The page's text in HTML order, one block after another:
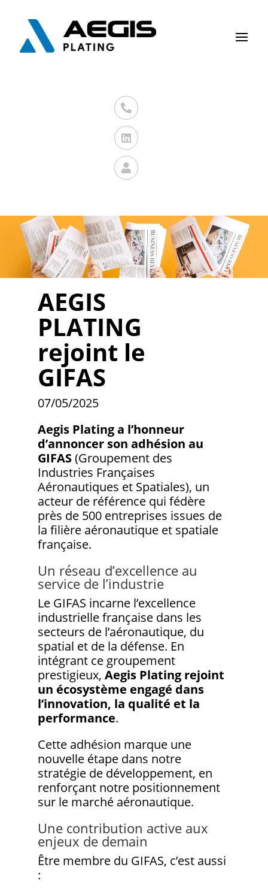



AEGIS
PLATING
rejoint le
GIFAS
07/05/2025
Aegis Plating a l’honneur
d’annoncer son adhésion au
GIFAS(Groupement des
Industries Françaises
Aéronautiques et Spatiales), un
acteur de référence qui fédère
près de 500 entreprises issues de
la filière aéronautique et spatiale
française.
Un réseau d’excellence au
service de l’industrie
Le GIFAS incarne l’excellence
industrielle française dans les
secteurs de l’aéronautique, du
spatial et de la défense. En
intégrant ce groupement
prestigieux, Aegis Plating rejoint
un écosystème engagé dans
l’innovation, la qualité et la
performance.
Cette adhésion marque une
nouvelle étape dans notre
stratégie de développement, en
renforçant notre positionnement
sur le marché aéronautique.
Une contribution active aux
enjeux de demain
Être membre du GIFAS, c’est aussi
: